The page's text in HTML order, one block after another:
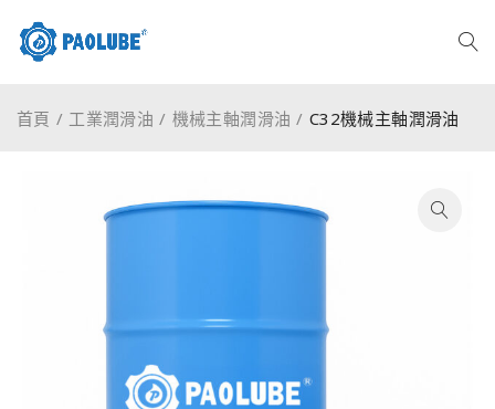
首頁 / 工業潤滑油 / 機械主軸潤滑油 / C32機械主軸潤滑油